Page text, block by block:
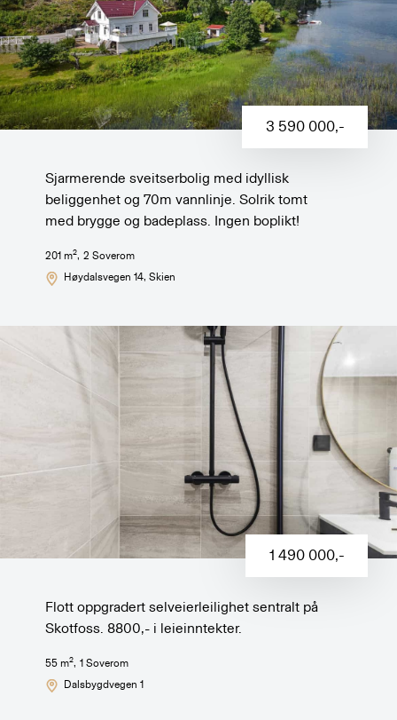
3 590 000,-
Sjarmerende sveitserbolig med idyllisk
beliggenhet og 70m vannlinje. Solrik tomt
med brygge og badeplass. Ingen boplikt!
201 m2, 2 Soverom
Høydalsvegen 14, Skien
1 490 000,-
Flott oppgradert selveierleilighet sentralt på
Skotfoss. 8800,- i leieinntekter.
55 m2, 1 Soverom
Dalsbygdvegen 1